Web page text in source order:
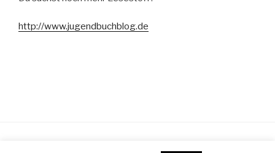
http://www.jugendbuchblog.de